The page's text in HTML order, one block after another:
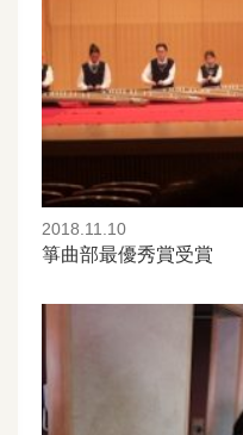
2018.11.10
箏曲部最優秀賞受賞